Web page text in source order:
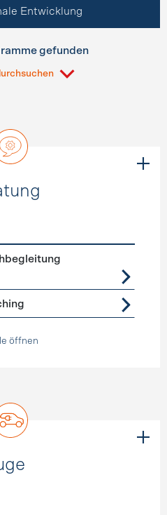
Entwicklung
gefunden
öffnen